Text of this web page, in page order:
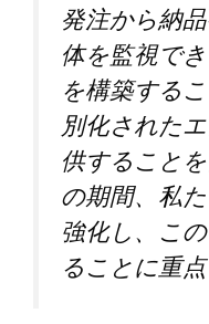
発注から納
体を監視で
を構築する
別化された
供すること
の期間、私
強化し、こ
ることに重